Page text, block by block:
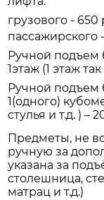
грузового - 650
пассажирского
Ручной подъем
1этаж (1 этаж
Ручной
1(одного)
стулья и т.д. ) –
Предметы, не
ручную за
указана за
столешница,
матрац и т.д.)